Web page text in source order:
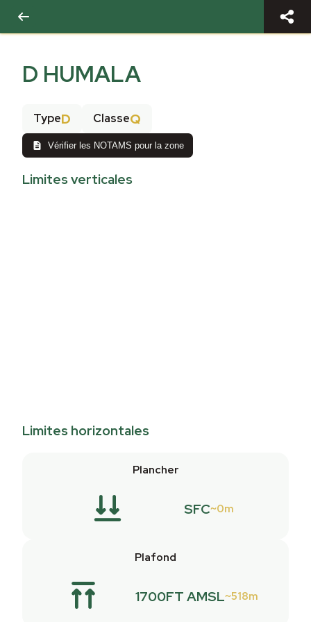
D HUMALA
TypeD ClasseQ
Vérifier les NOTAMS pour la zone
Limites verticales
Limites horizontales
Plancher
SFC 0m
Plafond
1700FT AMSL 518m